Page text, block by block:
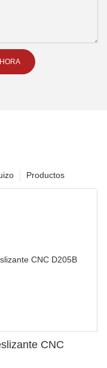
Productos
CNC